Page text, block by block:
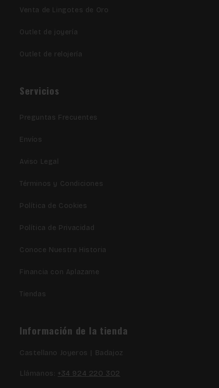
Venta de Lingotes de Oro
Outlet de joyería
Outlet de relojería
Servicios
Preguntas Frecuentes
Envíos
Aviso Legal
Términos y Condiciones
Política de Cookies
Política de Privacidad
Conoce Nuestra Historia
Financia con Aplazame
Tiendas
Información de la tienda
Castellano Joyeros | Badajoz
Llámanos: +34 924 220 302